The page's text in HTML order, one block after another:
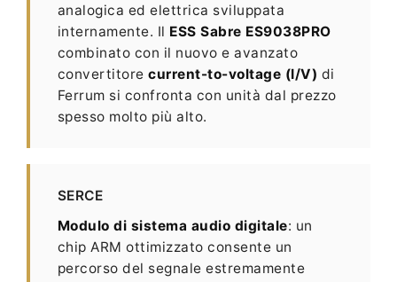
analogica ed elettrica sviluppata
internamente. Il ESS Sabre ES9038PRO
combinato con il nuovo e avanzato
convertitorecurrent-to-voltage (I/V) di
Ferrum si confronta con unità dal prezzo
spesso molto più alto.
SERCE
Modulo di sistema audio digitale: un
chip ARM ottimizzato consente un
percorso del segnale estremamente